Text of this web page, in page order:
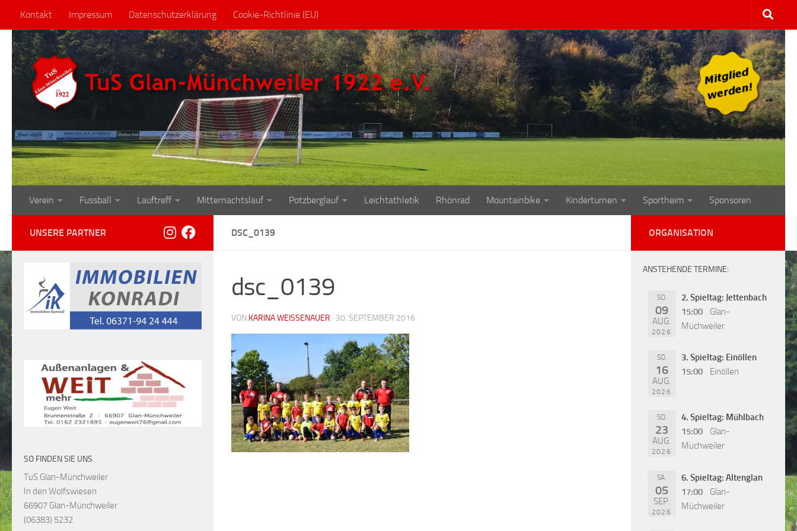
Zum Inhalt springen
Kontakt Impressum Datenschutzerklärung Cookie-Richtlinie (EU)
Verein Fussball Lauftreff Mitternachtslauf Potzberglauf Leichtathletik Rhönrad Mountainbike Kinderturnen Sportheim Sponsoren
DSC_0139
dsc_0139
VON KARINA WEISSENAUER · 30. SEPTEMBER 2016
UNSERE PARTNER
SO FINDEN SIE UNS
TuS Glan-Münchweiler
In den Wolfswiesen
66907 Glan-Münchweiler
(06383) 5232
ORGANISATION
ANSTEHENDE TERMINE:
SO.
09
AUG.
2026
2. Spieltag: Jettenbach
15:00
Glan-
Müchweiler
SO.
16
AUG.
2026
3. Spieltag: Einöllen
15:00
Einöllen
SO.
23
AUG.
2026
4. Spieltag: Mühlbach
15:00
Glan-
Müchweiler
SA.
05
SEP.
2026
6. Spieltag: Altenglan
17:00
Glan-
Müchweiler